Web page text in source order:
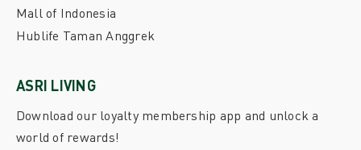
Mall of Indonesia
Hublife Taman Anggrek
ASRI LIVING
Download our loyalty membership app and unlock a
world of rewards!